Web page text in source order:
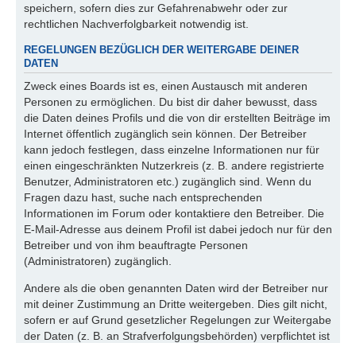
speichern, sofern dies zur Gefahrenabwehr oder zur
rechtlichen Nachverfolgbarkeit notwendig ist.
REGELUNGEN BEZÜGLICH DER WEITERGABE DEINER
DATEN
Zweck eines Boards ist es, einen Austausch mit anderen
Personen zu ermöglichen. Du bist dir daher bewusst, dass
die Daten deines Profils und die von dir erstellten Beiträge im
Internet öffentlich zugänglich sein können. Der Betreiber
kann jedoch festlegen, dass einzelne Informationen nur für
einen eingeschränkten Nutzerkreis (z. B. andere registrierte
Benutzer, Administratoren etc.) zugänglich sind. Wenn du
Fragen dazu hast, suche nach entsprechenden
Informationen im Forum oder kontaktiere den Betreiber. Die
E-Mail-Adresse aus deinem Profil ist dabei jedoch nur für den
Betreiber und von ihm beauftragte Personen
(Administratoren) zugänglich.
Andere als die oben genannten Daten wird der Betreiber nur
mit deiner Zustimmung an Dritte weitergeben. Dies gilt nicht,
sofern er auf Grund gesetzlicher Regelungen zur Weitergabe
der Daten (z. B. an Strafverfolgungsbehörden) verpflichtet ist